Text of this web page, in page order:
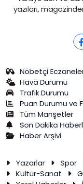
yazıları,
Nöbetçi
Hava Durumu
Trafik Durumu
Puan Durumu ve
Tüm Manşetler
Son Dakika
Haber Arşivi
Yazarlar Spor
Kültür-Sanat